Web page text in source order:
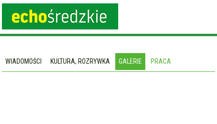
WIADOMOŚCI KULTURA, ROZRYWKA GALERIE PRACA